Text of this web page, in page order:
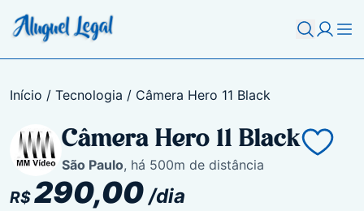
Início / Tecnologia / Câmera Hero 11 Black
Câmera Hero 11 Black
São Paulo, há 500m de distância
R$290,00 /dia